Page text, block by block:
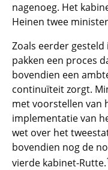
nagenoeg. Het
Heinen twee
Zoals eerder
pakken een proces
bovendien een
continuïteit zorgt.
met voorstellen van
implementatie van
wet over het
bovendien nog de
vierde kabinet-Rutte.